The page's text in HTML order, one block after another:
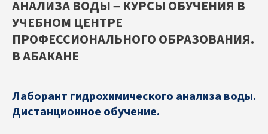
АНАЛИЗА ВОДЫ – КУРСЫ ОБУЧЕНИЯ В
УЧЕБНОМ ЦЕНТРЕ
ПРОФЕССИОНАЛЬНОГО ОБРАЗОВАНИЯ.
В АБАКАНЕ
Лаборант гидрохимического анализа воды.
Дистанционное обучение.